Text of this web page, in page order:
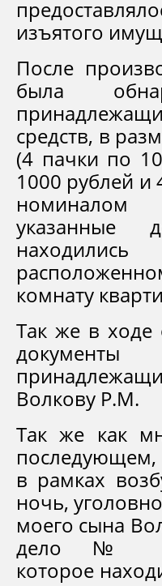
изъятого
После
была
средств, в
(4 пачки по
1000 рублей и
указанные
комнату
Так же в ходе
Волкову Р.М.
Так же как
последующем,
в рамках
ночь,
моего сына
дело №
которое